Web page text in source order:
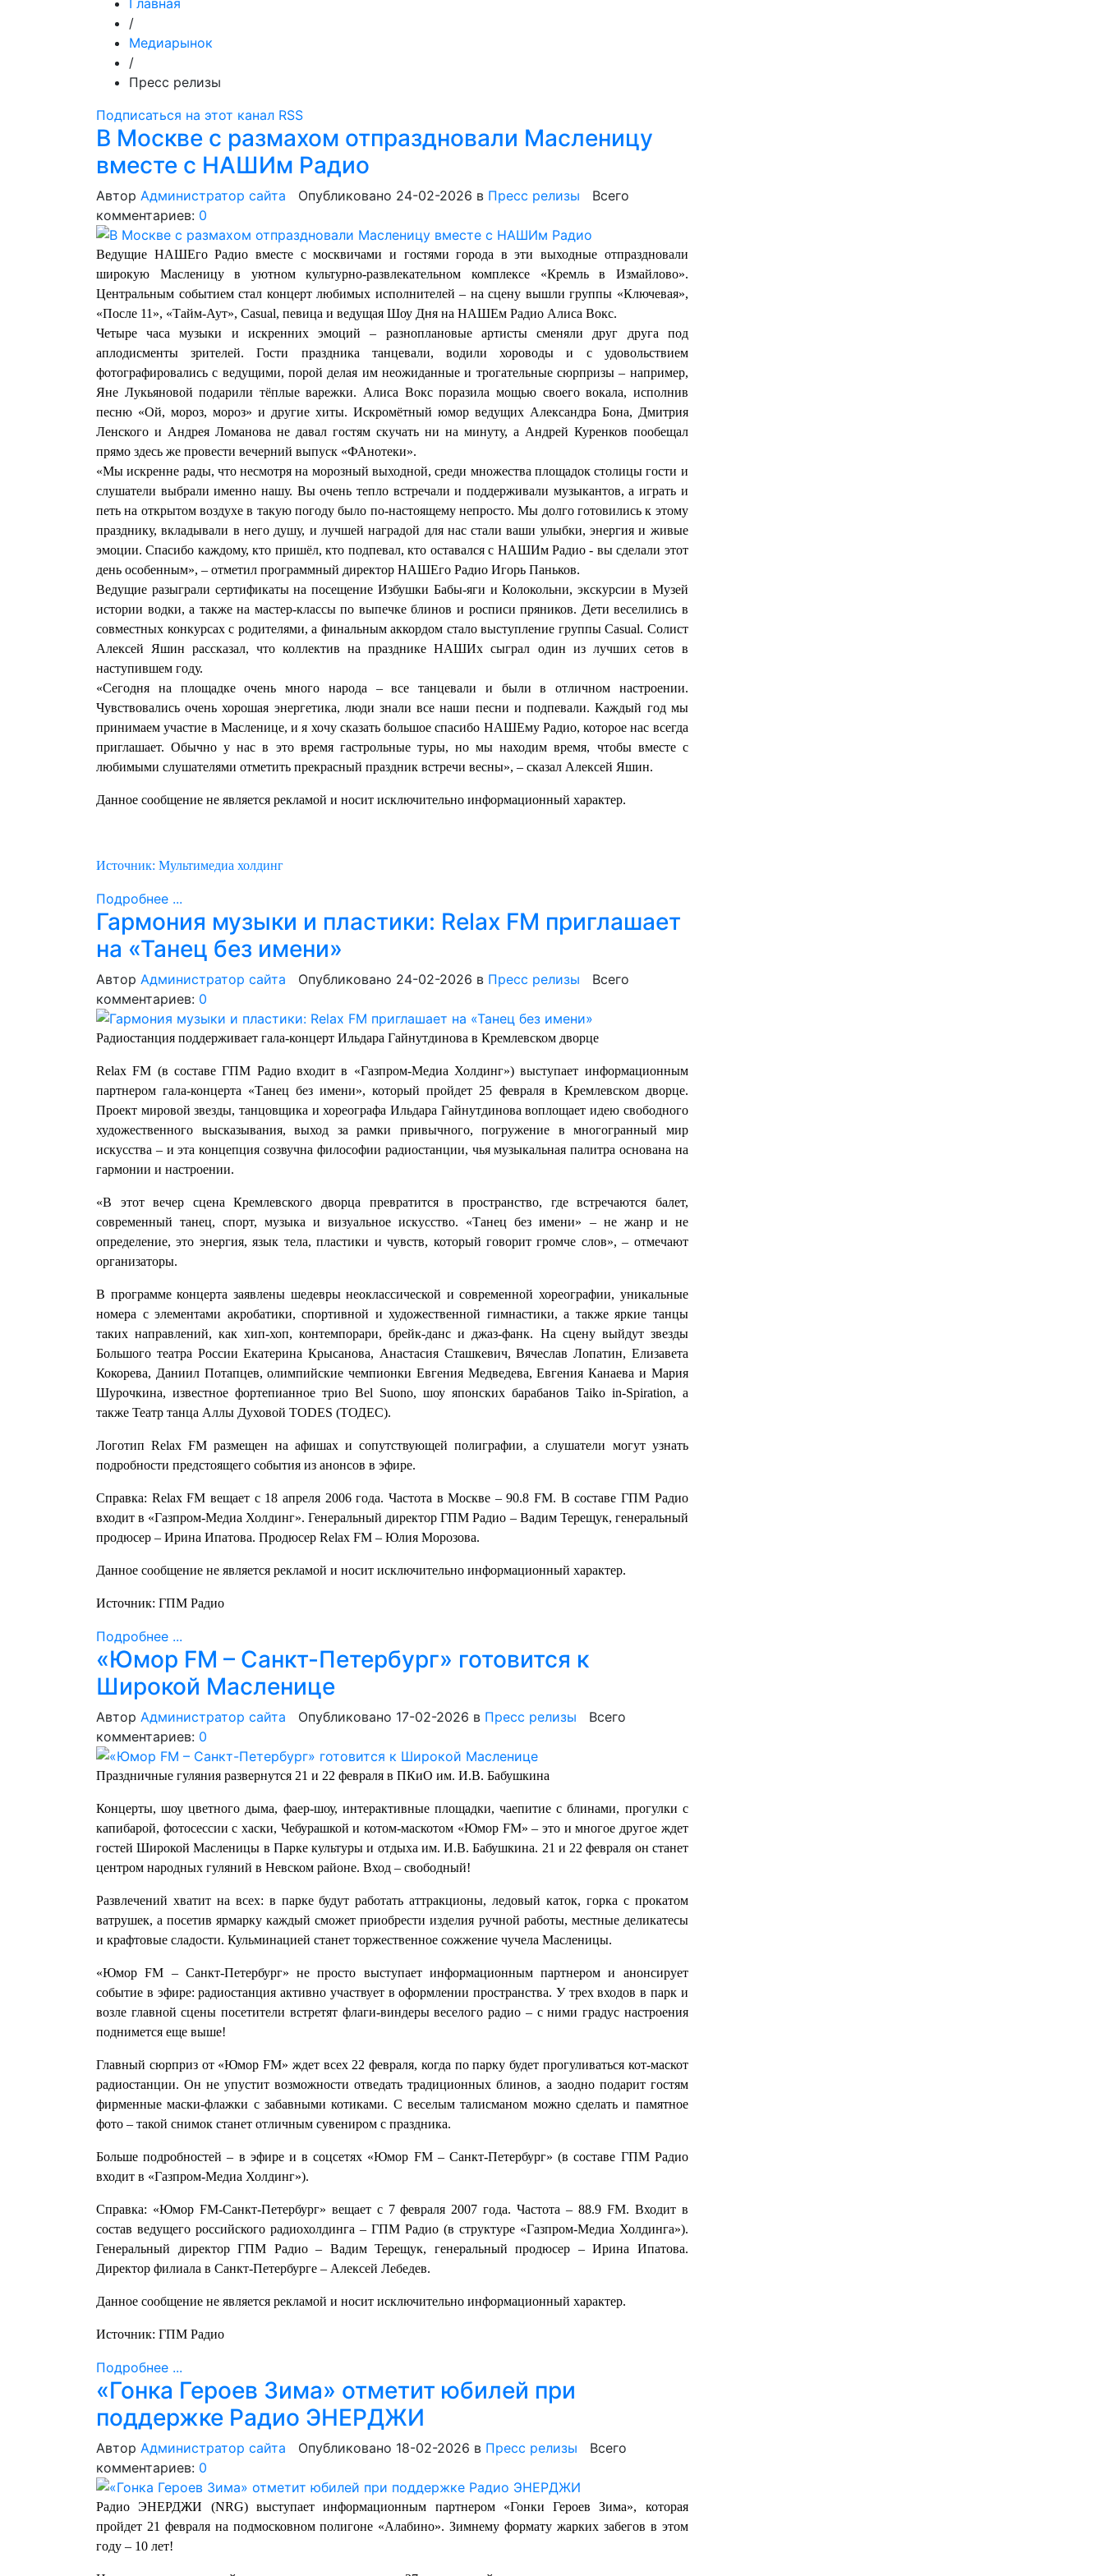
Главная
/
Медиарынок
/
Пресс релизы
Подписаться на этот канал RSS
В Москве с размахом отпраздновали Масленицу
вместе с НАШИм Радио
Автор Администратор сайта Опубликовано 24-02-2026 в Пресс релизы Всего
комментариев: 0
Ведущие НАШЕго Радио вместе с москвичами и гостями города в эти выходные отпраздновали
широкую Масленицу в уютном культурно-развлекательном комплексе «Кремль в Измайлово».
Центральным событием стал концерт любимых исполнителей – на сцену вышли группы «Ключевая»,
«После 11», «Тайм-Аут», Casual, певица и ведущая Шоу Дня на НАШЕм Радио Алиса Вокс.
Четыре часа музыки и искренних эмоций – разноплановые артисты сменяли друг друга под
аплодисменты зрителей. Гости праздника танцевали, водили хороводы и с удовольствием
фотографировались с ведущими, порой делая им неожиданные и трогательные сюрпризы – например,
Яне Лукьяновой подарили тёплые варежки. Алиса Вокс поразила мощью своего вокала, исполнив
песню «Ой, мороз, мороз» и другие хиты. Искромётный юмор ведущих Александра Бона, Дмитрия
Ленского и Андрея Ломанова не давал гостям скучать ни на минуту, а Андрей Куренков пообещал
прямо здесь же провести вечерний выпуск «ФАнотеки».
«Мы искренне рады, что несмотря на морозный выходной, среди множества площадок столицы гости и
слушатели выбрали именно нашу. Вы очень тепло встречали и поддерживали музыкантов, а играть и
петь на открытом воздухе в такую погоду было по-настоящему непросто. Мы долго готовились к этому
празднику, вкладывали в него душу, и лучшей наградой для нас стали ваши улыбки, энергия и живые
эмоции. Спасибо каждому, кто пришёл, кто подпевал, кто оставался с НАШИм Радио - вы сделали этот
день особенным», – отметил программный директор НАШЕго Радио Игорь Паньков.
Ведущие разыграли сертификаты на посещение Избушки Бабы-яги и Колокольни, экскурсии в Музей
истории водки, а также на мастер-классы по выпечке блинов и росписи пряников. Дети веселились в
совместных конкурсах с родителями, а финальным аккордом стало выступление группы Casual. Солист
Алексей Яшин рассказал, что коллектив на празднике НАШИх сыграл один из лучших сетов в
наступившем году.
«Сегодня на площадке очень много народа – все танцевали и были в отличном настроении.
Чувствовались очень хорошая энергетика, люди знали все наши песни и подпевали. Каждый год мы
принимаем участие в Масленице, и я хочу сказать большое спасибо НАШЕму Радио, которое нас всегда
приглашает. Обычно у нас в это время гастрольные туры, но мы находим время, чтобы вместе с
любимыми слушателями отметить прекрасный праздник встречи весны», – сказал Алексей Яшин.
Данное сообщение не является рекламой и носит исключительно информационный характер.
Источник: Мультимедиа холдинг
Подробнее ...
Гармония музыки и пластики: Relax FM приглашает
на «Танец без имени»
Автор Администратор сайта Опубликовано 24-02-2026 в Пресс релизы Всего
комментариев: 0
Радиостанция поддерживает гала‑концерт Ильдара Гайнутдинова в Кремлевском дворце
Relax FM (в составе ГПМ Радио входит в «Газпром-Медиа Холдинг») выступает информационным
партнером гала‑концерта «Танец без имени», который пройдет 25 февраля в Кремлевском дворце.
Проект мировой звезды, танцовщика и хореографа Ильдара Гайнутдинова воплощает идею свободного
художественного высказывания, выход за рамки привычного, погружение в многогранный мир
искусства – и эта концепция созвучна философии радиостанции, чья музыкальная палитра основана на
гармонии и настроении.
«В этот вечер сцена Кремлевского дворца превратится в пространство, где встречаются балет,
современный танец, спорт, музыка и визуальное искусство. «Танец без имени» – не жанр и не
определение, это энергия, язык тела, пластики и чувств, который говорит громче слов», – отмечают
организаторы.
В программе концерта заявлены шедевры неоклассической и современной хореографии, уникальные
номера с элементами акробатики, спортивной и художественной гимнастики, а также яркие танцы
таких направлений, как хип-хоп, контемпорари, брейк-данс и джаз-фанк. На сцену выйдут звезды
Большого театра России Екатерина Крысанова, Анастасия Сташкевич, Вячеслав Лопатин, Елизавета
Кокорева, Даниил Потапцев, олимпийские чемпионки Евгения Медведева, Евгения Канаева и Мария
Шурочкина, известное фортепианное трио Bel Suono, шоу японских барабанов Taiko in-Spiration, а
также Театр танца Аллы Духовой TODES (ТОДЕС).
Логотип Relax FM размещен на афишах и сопутствующей полиграфии, а слушатели могут узнать
подробности предстоящего события из анонсов в эфире.
Справка: Relax FM вещает с 18 апреля 2006 года. Частота в Москве – 90.8 FM. В составе ГПМ Радио
входит в «Газпром-Медиа Холдинг». Генеральный директор ГПМ Радио – Вадим Терещук, генеральный
продюсер – Ирина Ипатова. Продюсер Relax FM – Юлия Морозова.
Данное сообщение не является рекламой и носит исключительно информационный характер.
Источник: ГПМ Радио
Подробнее ...
«Юмор FM – Санкт-Петербург» готовится к
Широкой Масленице
Автор Администратор сайта Опубликовано 17-02-2026 в Пресс релизы Всего
комментариев: 0
Праздничные гуляния развернутся 21 и 22 февраля в ПКиО им. И.В. Бабушкина
Концерты, шоу цветного дыма, фаер-шоу, интерактивные площадки, чаепитие с блинами, прогулки с
капибарой, фотосессии с хаски, Чебурашкой и котом-маскотом «Юмор FM» – это и многое другое ждет
гостей Широкой Масленицы в Парке культуры и отдыха им. И.В. Бабушкина. 21 и 22 февраля он станет
центром народных гуляний в Невском районе. Вход – свободный!
Развлечений хватит на всех: в парке будут работать аттракционы, ледовый каток, горка с прокатом
ватрушек, а посетив ярмарку каждый сможет приобрести изделия ручной работы, местные деликатесы
и крафтовые сладости. Кульминацией станет торжественное сожжение чучела Масленицы.
«Юмор FM – Санкт-Петербург» не просто выступает информационным партнером и анонсирует
событие в эфире: радиостанция активно участвует в оформлении пространства. У трех входов в парк и
возле главной сцены посетители встретят флаги‑виндеры веселого радио – с ними градус настроения
поднимется еще выше!
Главный сюрприз от «Юмор FM» ждет всех 22 февраля, когда по парку будет прогуливаться кот‑маскот
радиостанции. Он не упустит возможности отведать традиционных блинов, а заодно подарит гостям
фирменные маски‑флажки с забавными котиками. С веселым талисманом можно сделать и памятное
фото – такой снимок станет отличным сувениром с праздника.
Больше подробностей – в эфире и в соцсетях «Юмор FM – Санкт-Петербург» (в составе ГПМ Радио
входит в «Газпром-Медиа Холдинг»).
Справка: «Юмор FM-Санкт-Петербург» вещает с 7 февраля 2007 года. Частота – 88.9 FM. Входит в
состав ведущего российского радиохолдинга – ГПМ Радио (в структуре «Газпром-Медиа Холдинга»).
Генеральный директор ГПМ Радио – Вадим Терещук, генеральный продюсер – Ирина Ипатова.
Директор филиала в Санкт-Петербурге – Алексей Лебедев.
Данное сообщение не является рекламой и носит исключительно информационный характер.
Источник: ГПМ Радио
Подробнее ...
«Гонка Героев Зима» отметит юбилей при
поддержке Радио ЭНЕРДЖИ
Автор Администратор сайта Опубликовано 18-02-2026 в Пресс релизы Всего
комментариев: 0
Радио ЭНЕРДЖИ (NRG) выступает информационным партнером «Гонки Героев Зима», которая
пройдет 21 февраля на подмосковном полигоне «Алабино». Зимнему формату жарких забегов в этом
году – 10 лет!